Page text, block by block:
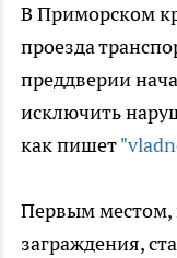
В Приморском
проезда
преддверии
исключить
как пишет
Первым местом,
заграждения,